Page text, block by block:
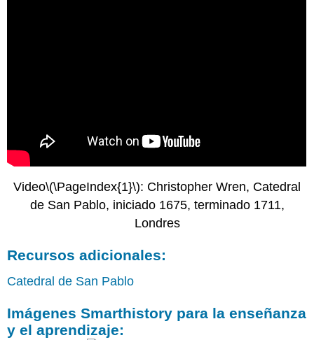
El
un
rastrillo
Gran
Bretaña
del
XVIII
El
Video\(\PageIndex{1}\): Christopher Wren, Catedral
de San Pablo, iniciado 1675, terminado 1711,
Londres
Recursos adicionales:
Catedral de San Pablo
Imágenes Smarthistory para la enseñanza
y el aprendizaje: